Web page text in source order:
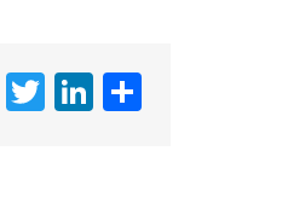
Facebook
Twitter
LinkedIn